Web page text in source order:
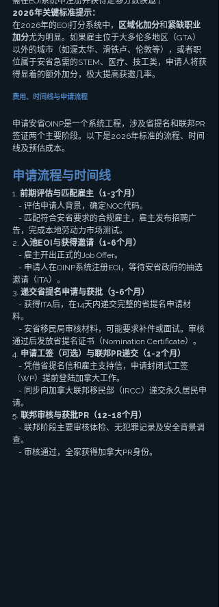
2026年关键标准提示：
在2026年的EOI打分系统中，
区域化加分和 紧缺职业
加分尤为明显。如果雇主位于大多伦多地区（GTA）
以外的城市（如渥太华、滑铁卢、伦敦等），或者职
位属于安省急需的STEM、医疗、技工类，申请人将获
得显着的额外加分，极大提高获邀几率。
费用、时间线与申请流程
申请安省OINP是一个系统工程，涉及省提名和联邦PR
签证两个主要阶段。以下是2026年标准的流程、时间
线及预估成本。
申请流程与时间线
1. 前期评估与匹配雇主（1-3个月）
- 评估申请人背景，确定NOC代码。
- 匹配符合安省要求的合规雇主，雇主发布招聘广
告，完成本地劳动力市场测试。
2. 入池EOI与获得邀请（1-6个月）
- 雇主开出正式的Job Offer。
- 申请人在OINP系统注册EOI，等待安省政府的抽选
邀请（ITA）。
3. 递交省提名申请与获批（3-6个月）
- 获得ITA后，在14天内递交完整的省提名申请材
料。
- 安省移民局审核材料，可能要求补件或面试。审核
通过后发放省提名证书（Nomination Certificate）。
4. 申请工签（可选）与联邦PR递交（1-2个月）
- 凭借省提名信和雇主支持信，申请封闭式工签
（WP）提前登陆加拿大工作。
- 同步向加拿大联邦移民部（IRCC）递交永久居民申
请。
5. 联邦审核与获批PR（12-18个月）
- 联邦阶段主要审核体检、无犯罪记录及安全背景调
查。
- 审核通过，全家获得加拿大PR身份。